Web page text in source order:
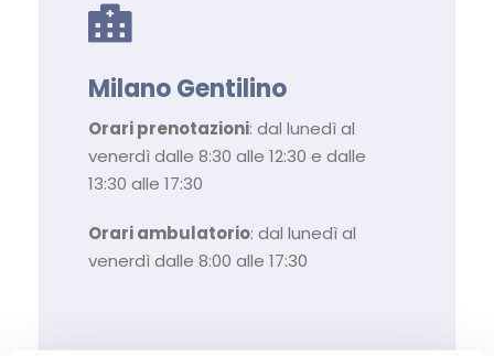
Milano Gentilino
Orari prenotazioni: dal lunedì al
venerdì dalle 8:30 alle 12:30 e dalle
13:30 alle 17:30
Orari ambulatorio: dal lunedì al
venerdì dalle 8:00 alle 17:30